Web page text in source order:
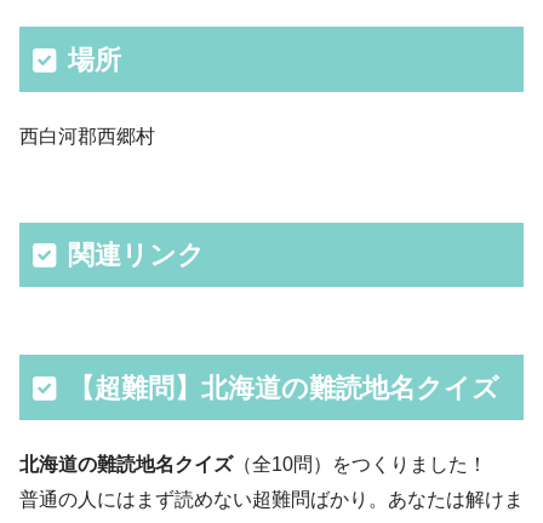
場所
西白河郡西郷村
関連リンク
【超難問】北海道の難読地名クイズ
北海道の難読地名クイズ（全10問）をつくりました！
普通の人にはまず読めない超難問ばかり。あなたは解けま